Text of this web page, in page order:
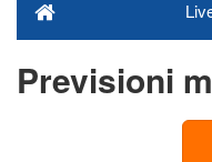
Previsioni